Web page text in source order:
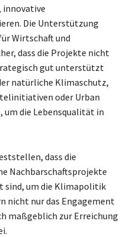
innovative
Die Unterstützung
Wirtschaft und
dass die Projekte nicht
gut unterstützt
natürliche Klimaschutz,
oder Urban
um die Lebensqualität in
dass die
Nachbarschaftsprojekte
sind, um die Klimapolitik
nicht nur das Engagement
maßgeblich zur Erreichung